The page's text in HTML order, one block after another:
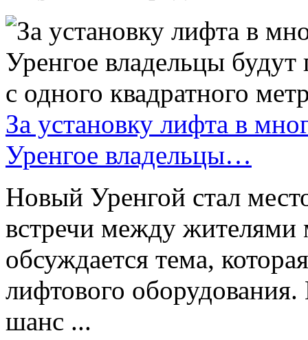
За установку лифта в
Уренгое владельцы…
Новый Уренгой стал
встречи между жителями
обсуждается тема,
лифтового
шанс ...